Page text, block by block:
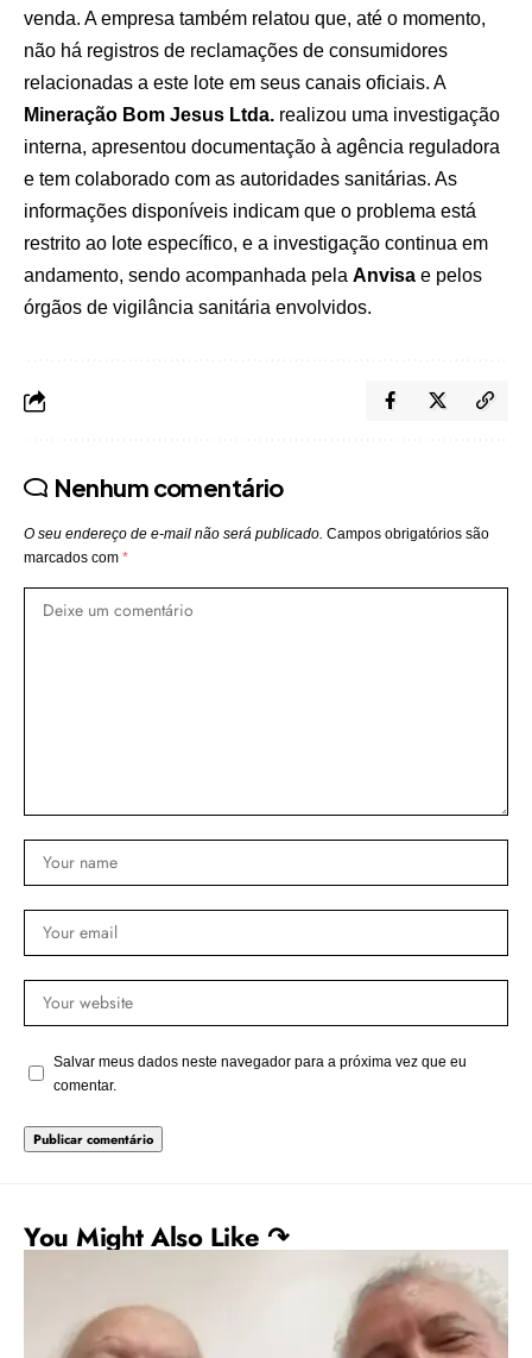
venda. A empresa também relatou que, até o momento,
não há registros de reclamações de consumidores
relacionadas a este lote em seus canais oficiais. A
Mineração Bom Jesus Ltda. realizou uma investigação
interna, apresentou documentação à agência reguladora
e tem colaborado com as autoridades sanitárias. As
informações disponíveis indicam que o problema está
restrito ao lote específico, e a investigação continua em
andamento, sendo acompanhada pela Anvisa e pelos
órgãos de vigilância sanitária envolvidos.
Nenhum comentário
O seu endereço de e-mail não será publicado. Campos obrigatórios são
marcados com *
Salvar meus dados neste navegador para a próxima vez que eu
comentar.
You Might Also Like ↷